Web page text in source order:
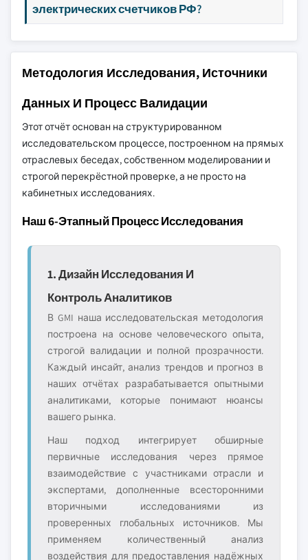
электрических счетчиков РФ?
Методология Исследования, Источники
Данных И Процесс Валидации
Этот отчёт основан на структурированном
исследовательском процессе, построенном на прямых
отраслевых беседах, собственном моделировании и
строгой перекрёстной проверке, а не просто на
кабинетных исследованиях.
Наш 6-Этапный Процесс Исследования
1. Дизайн Исследования И
Контроль Аналитиков
В GMI наша исследовательская методология
построена на основе человеческого опыта,
строгой валидации и полной прозрачности.
Каждый инсайт, анализ трендов и прогноз в
наших отчётах разрабатывается опытными
аналитиками, которые понимают нюансы
вашего рынка.
Наш подход интегрирует обширные
первичные исследования через прямое
взаимодействие с участниками отрасли и
экспертами, дополненные всесторонними
вторичными исследованиями из
проверенных глобальных источников. Мы
применяем количественный анализ
воздействия для предоставления надёжных